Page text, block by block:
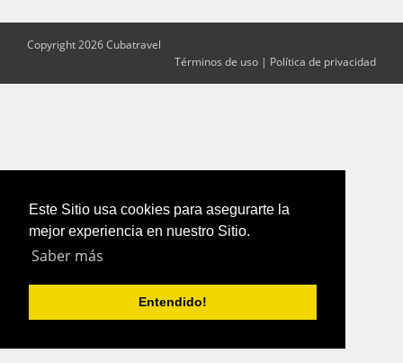
Este Sitio usa cookies para asegurarte la
mejor experiencia en nuestro Sitio.
Saber más
Entendido!
Copyright 2026 Cubatravel
Términos de uso | Política de privacidad